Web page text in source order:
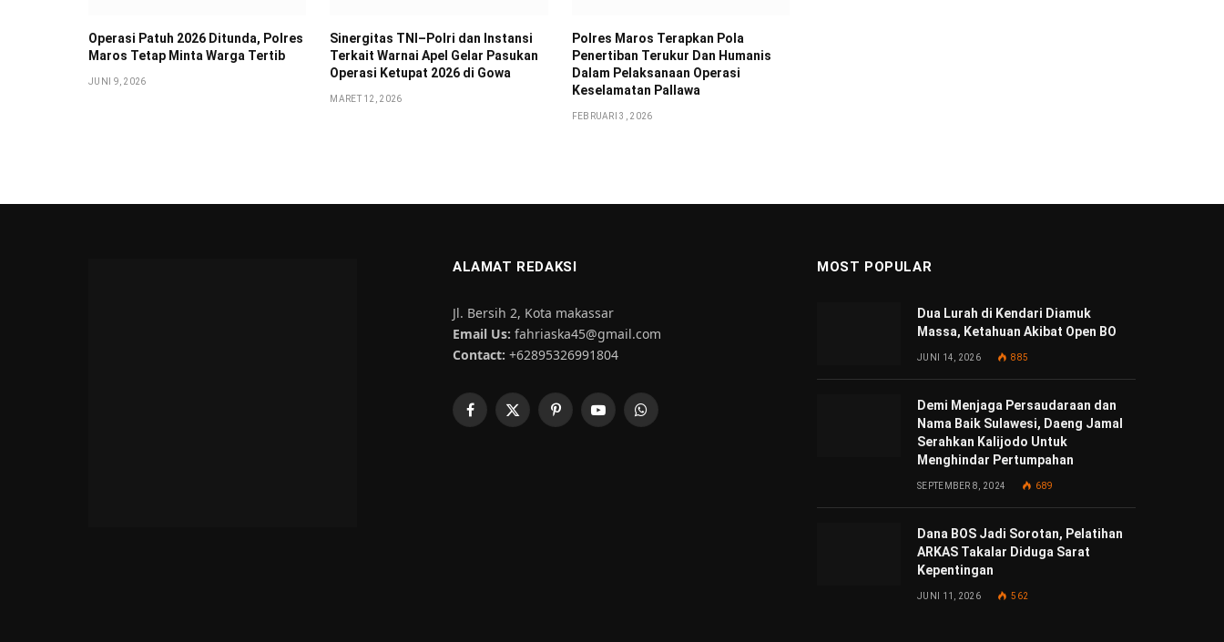
Operasi Patuh 2026 Ditunda, Polres
Maros Tetap Minta Warga Tertib
JUNI 9, 2026
Sinergitas TNI–Polri dan Instansi
Terkait Warnai Apel Gelar Pasukan
Operasi Ketupat 2026 di Gowa
MARET 12, 2026
Polres Maros Terapkan Pola
Penertiban Terukur Dan Humanis
Dalam Pelaksanaan Operasi
Keselamatan Pallawa
FEBRUARI 3, 2026
ALAMAT REDAKSI
Jl. Bersih 2, Kota makassar
Email Us: fahriaska45@gmail.com
Contact: +62895326991804
Facebook
X
PinterestYouTubeWhatsApp
MOST POPULAR
Dua Lurah di Kendari Diamuk
Massa, Ketahuan Akibat Open BO
JUNI 14, 2026 885
Demi Menjaga Persaudaraan dan
Nama Baik Sulawesi, Daeng Jamal
Serahkan Kalijodo Untuk
Menghindar Pertumpahan
SEPTEMBER 8, 2024 689
Dana BOS Jadi Sorotan, Pelatihan
ARKAS Takalar Diduga Sarat
Kepentingan
JUNI 11, 2026 562